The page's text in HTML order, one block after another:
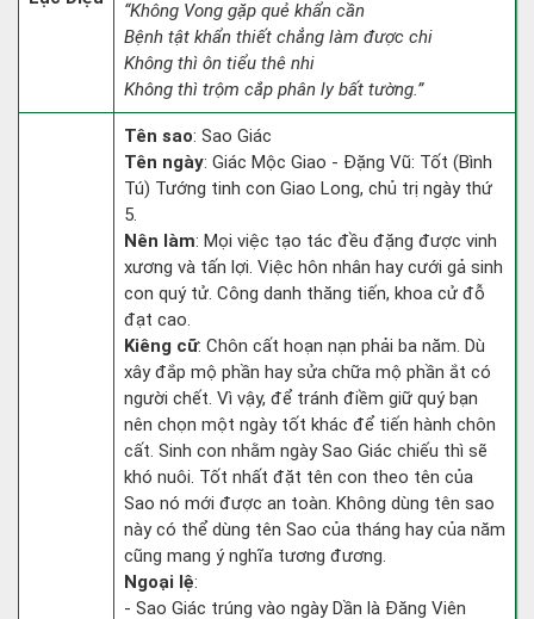
“Không Vong gặp quẻ khẩn cần
Bệnh tật khẩn thiết chẳng làm được chi
Không thì ôn tiểu thê nhi
Không thì trộm cắp phân ly bất tường.”
Tên sao: Sao Giác
Tên ngày: Giác Mộc Giao - Đặng Vũ: Tốt (Bình
Tú) Tướng tinh con Giao Long, chủ trị ngày thứ
5.
Nên làm: Mọi việc tạo tác đều đặng được vinh
xương và tấn lợi. Việc hôn nhân hay cưới gả sinh
con quý tử. Công danh thăng tiến, khoa cử đỗ
đạt cao.
Kiêng cữ: Chôn cất hoạn nạn phải ba năm. Dù
xây đắp mộ phần hay sửa chữa mộ phần ắt có
người chết. Vì vậy, để tránh điềm giữ quý bạn
nên chọn một ngày tốt khác để tiến hành chôn
cất. Sinh con nhằm ngày Sao Giác chiếu thì sẽ
khó nuôi. Tốt nhất đặt tên con theo tên của
Sao nó mới được an toàn. Không dùng tên sao
này có thể dùng tên Sao của tháng hay của năm
cũng mang ý nghĩa tương đương.
Ngoại lệ:
- Sao Giác trúng vào ngày Dần là Đăng Viên